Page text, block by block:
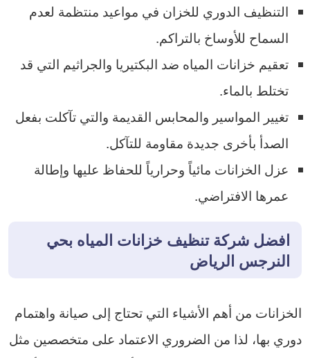
التنظيف الدوري للخزان في مواعيد منتظمة لعدم
السماح للأوساخ بالتراكم.
تعقيم خزانات المياه ضد البكتيريا والجراثيم التي قد
تختلط بالماء.
تغيير المواسير والمحابس القديمة والتي تآكلت بفعل
الصدأ بأخرى جديدة مقاومة للتآكل.
عزل الخزانات مائياً وحرارياً للحفاظ عليها وإطالة
عمرها الافتراضي.
افضل شركة تنظيف خزانات المياه بحي
النرجس الرياض
الخزانات من أهم الأشياء التي تحتاج إلى صيانة واهتمام
دوري بها، لذا من الضروري الاعتماد على متخصصين مثل